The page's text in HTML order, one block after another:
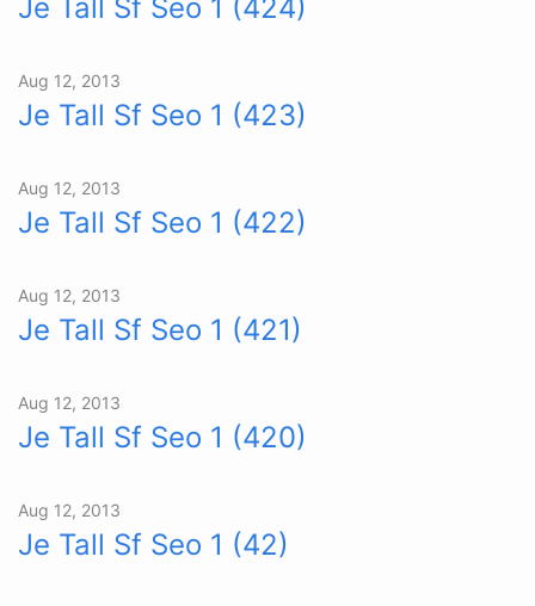
Je Tall Sf Seo 1 (424)
Aug 12, 2013
Je Tall Sf Seo 1 (423)
Aug 12, 2013
Je Tall Sf Seo 1 (422)
Aug 12, 2013
Je Tall Sf Seo 1 (421)
Aug 12, 2013
Je Tall Sf Seo 1 (420)
Aug 12, 2013
Je Tall Sf Seo 1 (42)